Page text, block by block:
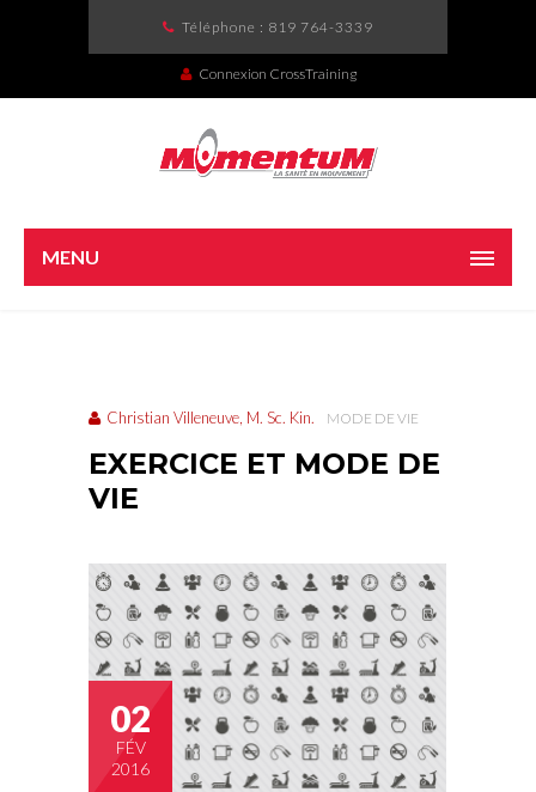
Téléphone : 819 764-3339
Connexion CrossTraining
MENU
Christian Villeneuve, M. Sc. Kin. MODE DE VIE
EXERCICE ET MODE DE
VIE
02
FÉV
2016